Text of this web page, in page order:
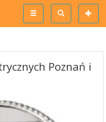
Poznań i